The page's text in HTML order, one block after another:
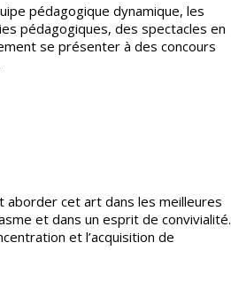
pédagogique dynamique, les
pédagogiques, des spectacles en
se présenter à des concours
cet art dans les meilleures
et dans un esprit de convivialité.
et l’acquisition de